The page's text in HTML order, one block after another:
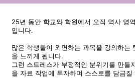
25년 동안 학교와 학원에서 오직 역사 영
입니다.
많은 학생들이 외면하는 과목을 강의하는
을 느끼게 됩니다.
그런 스트레스가 부정적인 분위기를 만들
을 자료 작업에 투자하며 스스로를 담금